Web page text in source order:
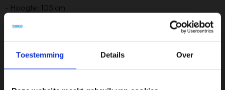
Toestemming Details Over
- Hoogte: 105 cm
De adore stof bestaat uit Breisels die in een golfvorm gelegd
zijn en vervolgens door elkaar gehaald worden. Een breisel
kan van elk willekeurig garen worden gemaakt, in dit geval